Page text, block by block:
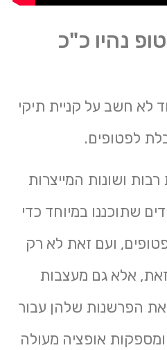
נהיו כ"כ
לא חשב על קניית תיקי
לפטופים.
ושונות המייצרות
שתוכננו במיוחד כדי
ועם זאת לא רק
אלא גם מעצבות
הפרשנות שלהן עבור
אופציה מעולה